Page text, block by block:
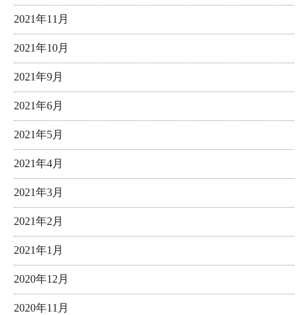
2021年11月
2021年10月
2021年9月
2021年6月
2021年5月
2021年4月
2021年3月
2021年2月
2021年1月
2020年12月
2020年11月